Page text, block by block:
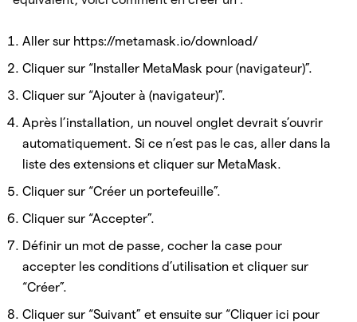
Aller sur https://metamask.io/download/
Cliquer sur “Installer MetaMask pour (navigateur)”.
Cliquer sur “Ajouter à (navigateur)”.
Après l’installation, un nouvel onglet devrait s’ouvrir
automatiquement. Si ce n’est pas le cas, aller dans la
liste des extensions et cliquer sur MetaMask.
Cliquer sur “Créer un portefeuille”.
Cliquer sur “Accepter”.
Définir un mot de passe, cocher la case pour
accepter les conditions d’utilisation et cliquer sur
“Créer”.
Cliquer sur “Suivant” et ensuite sur “Cliquer ici pour